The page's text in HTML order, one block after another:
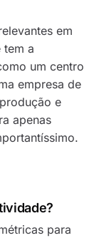
em
tem a
um centro
empresa de
e
apenas
para